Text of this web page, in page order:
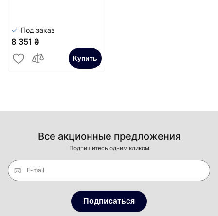
Под заказ
8 351 ₴
Купить
Все акционные предложения
Подпишитесь одним кликом
E-mail
Подписаться